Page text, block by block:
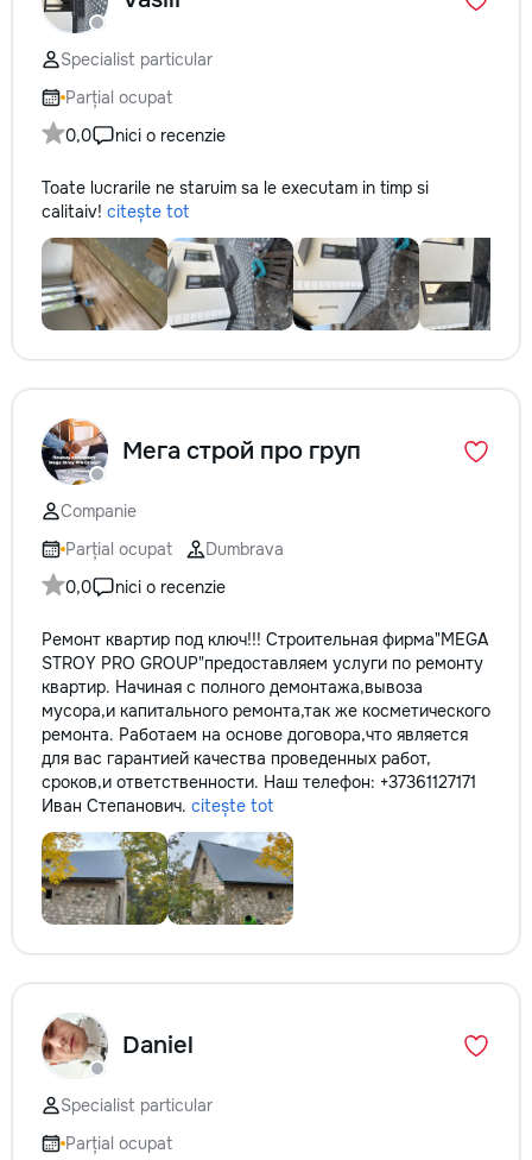
Specialist particular
Parțial ocupat
0,0
nici o recenzie
Toate lucrarile ne staruim sa le executam in timp si
calitaiv! citește tot
Мега строй про груп
Companie
Parțial ocupat
Dumbrava
0,0
nici o recenzie
Ремонт квартир под ключ!!! Строительная фирма"MEGA
STROY PRO GROUP"предоставляем услуги по ремонту
квартир. Начиная с полного демонтажа,вывоза
мусора,и капитального ремонта,так же косметического
ремонта. Работаем на основе договора,что является
для вас гарантией качества проведенных работ,
сроков,и ответственности. Наш телефон: +37361127171
Иван Степанович. citește tot
Daniel
Specialist particular
Parțial ocupat